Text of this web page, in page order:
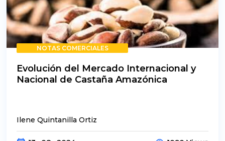
NOTAS COMERCIALES
Evolución del Mercado Internacional y
Nacional de Castaña Amazónica
Ilene Quintanilla Ortiz